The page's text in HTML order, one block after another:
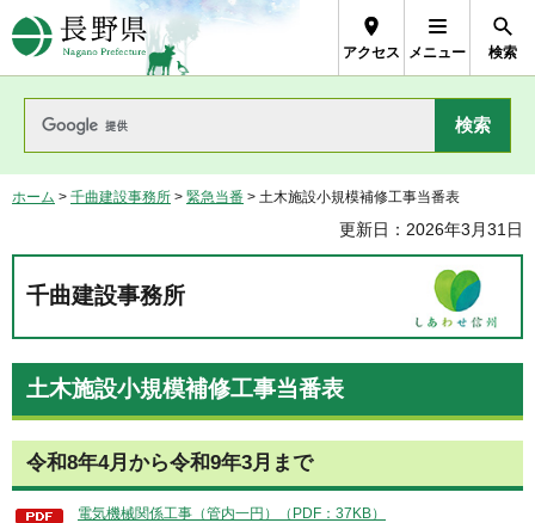
長野県Nagano Prefecture
アクセス メニュー 検索
ホーム > 千曲建設事務所 > 緊急当番 > 土木施設小規模補修工事当番表
更新日：2026年3月31日
千曲建設事務所
土木施設小規模補修工事当番表
令和8年4月から令和9年3月まで
電気機械関係工事（管内一円）（PDF：37KB）